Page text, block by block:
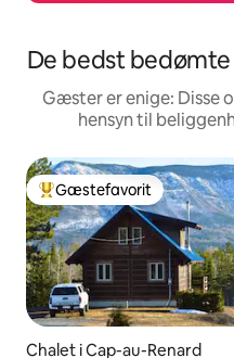
De bedst
Gæster er enige: Disse
hensyn til
Bedste gæstefavorit
Gæstefavorit
Chalet i Cap-au-Renard